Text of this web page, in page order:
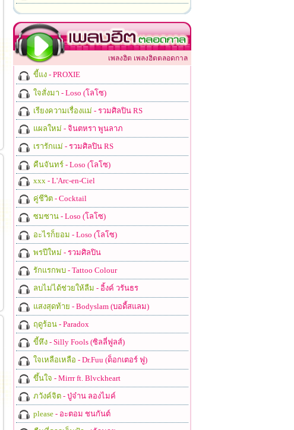
เพลงฮิต เพลงฮิตตลอดกาล
ขี้แง- PROXIE
ใจสั่งมา - Loso (โลโซ)
เรียงความเรื่องแม่ - รวมศิลปิน RS
แผลใหม่ - จินตหรา พูนลาภ
เรารักแม่ - รวมศิลปิน RS
คืนจันทร์- Loso (โลโซ)
xxx - L'Arc-en-Ciel
คู่ชีวิต- Cocktail
ซมซาน- Loso (โลโซ)
อะไรก็ยอม - Loso (โลโซ)
พรปีใหม่ - รวมศิลปิน
รักแรกพบ- Tattoo Colour
ลบไม่ได้ช่วยให้ลืม - อิ้งค์ วรันธร
แสงสุดท้าย - Bodyslam (บอดี้สแลม)
ฤดูร้อน- Paradox
ขี้หึง- Silly Fools (ซิลลี่ฟูลส์)
ใจเหลือเหลือ - Dr.Fuu (ด็อกเตอร์ ฟู)
ขึ้นใจ - Mirrr ft. Blvckheart
ภวังค์จิต- ปู่จ๋าน ลองไมค์
please- อะตอม ชนกันต์